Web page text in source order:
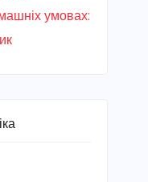
умовах: